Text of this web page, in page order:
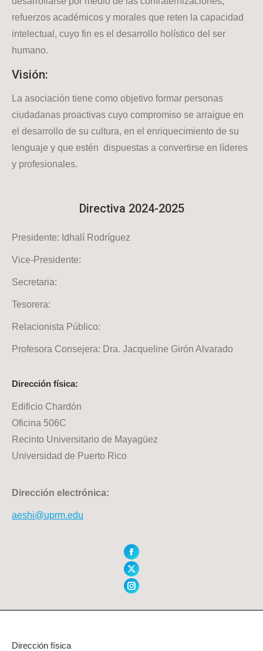
refuerzos académicos y morales que reten la capacidad
intelectual, cuyo fin es el desarrollo holístico del ser
humano.
Visión:
La asociación tiene como objetivo formar personas
ciudadanas proactivas cuyo compromiso se arraigue en
el desarrollo de su cultura, en el enriquecimiento de su
lenguaje y que estén dispuestas a convertirse en líderes
y profesionales.
Directiva 2024-2025
Presidente: Idhalí Rodríguez
Vice-Presidente:
Secretaria:
Tesorera:
Relacionista Público:
Profesora Consejera: Dra. Jacqueline Girón Alvarado
Dirección física:
Edificio Chardón
Oficina 506C
Recinto Universitario de Mayagüez
Universidad de Puerto Rico
Dirección electrónica:
aeshi@uprm.edu
Facebook
X
Instagram
Dirección física